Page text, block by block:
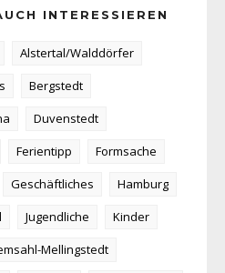
INTERESSIEREN
Alstertal/Walddörfer
Bergstedt
Duvenstedt
Ferientipp
Formsache
Geschäftliches
Hamburg
Jugendliche
Kinder
Mellingstedt